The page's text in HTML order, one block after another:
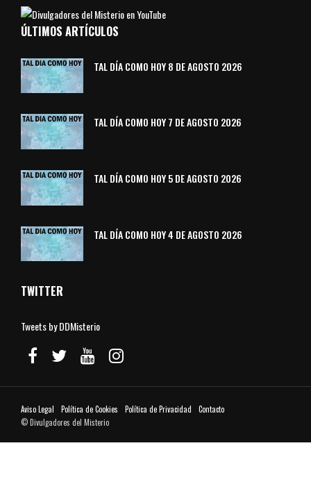
ÚLTIMOS ARTÍCULOS
TAL DÍA COMO HOY 8 DE AGOSTO 2026
TAL DÍA COMO HOY 7 DE AGOSTO 2026
TAL DÍA COMO HOY 5 DE AGOSTO 2026
TAL DÍA COMO HOY 4 DE AGOSTO 2026
TWITTER
Tweets by DDMisterio
Aviso Legal Política de Cookies Política de Privacidad
Contacto
© Divulgadores del Misterio